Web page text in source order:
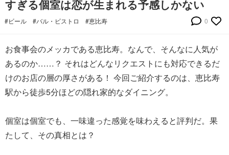
すぎる個室は恋が生まれる予感しかない
#ビール #バル・ビストロ #恵比寿 0
お食事会のメッカである恵比寿。なんで、そんなに人気が
あるのか……？ それはどんなリクエストにも対応できるだ
けのお店の層の厚さがある！ 今回ご紹介するのは、恵比寿
駅から徒歩5分ほどの隠れ家的なダイニング。
個室は個室でも、一味違った感覚を味わえると評判だ。果
たして、その真相とは？